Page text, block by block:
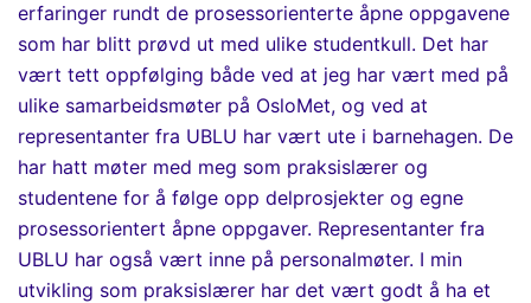
erfaringer rundt de prosessorienterte åpne oppgavene
som har blitt prøvd ut med ulike studentkull. Det har
vært tett oppfølging både ved at jeg har vært med på
ulike samarbeidsmøter på OsloMet, og ved at
representanter fra UBLU har vært ute i barnehagen. De
har hatt møter med meg som praksislærer og
studentene for å følge opp delprosjekter og egne
prosessorientert åpne oppgaver. Representanter fra
UBLU har også vært inne på personalmøter. I min
utvikling som praksislærer har det vært godt å ha et